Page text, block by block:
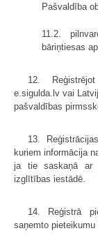
Pašvaldība
11.2.
bāriņtiesas
12.
e.sigulda.lv vai
pašvaldības
13.
kuriem informācija
ja tie saskaņā ar
izglītības iestādē.
14. Reģistrā
saņemto